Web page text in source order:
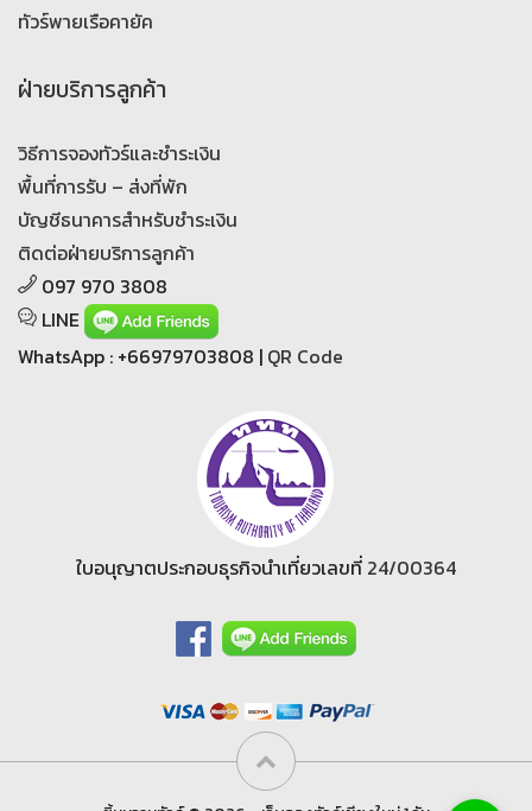
ทัวร์พายเรือคายัค
ฝ่ายบริการลูกค้า
วิธีการจองทัวร์และชำระเงิน
พื้นที่การรับ – ส่งที่พัก
บัญชีธนาคารสำหรับชำระเงิน
ติดต่อฝ่ายบริการลูกค้า
097 970 3808
LINE
WhatsApp : +66979703808 | QR Code
ใบอนุญาตประกอบธุรกิจนำเที่ยวเลขที่ 24/00364